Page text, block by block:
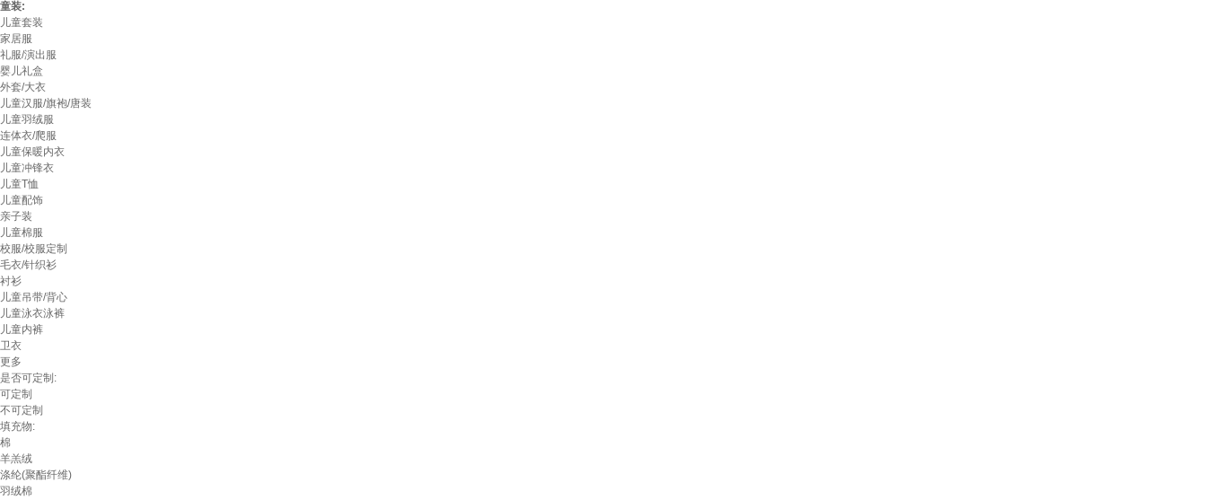
童装:
儿童套装
家居服
礼服/演出服
婴儿礼盒
外套/大衣
儿童汉服/旗袍/唐装
儿童羽绒服
连体衣/爬服
儿童保暖内衣
儿童冲锋衣
儿童T恤
儿童配饰
亲子装
儿童棉服
校服/校服定制
毛衣/针织衫
衬衫
儿童吊带/背心
儿童泳衣泳裤
儿童内裤
卫衣
更多
是否可定制:
可定制
不可定制
填充物:
棉
羊羔绒
涤纶(聚酯纤维)
羽绒棉